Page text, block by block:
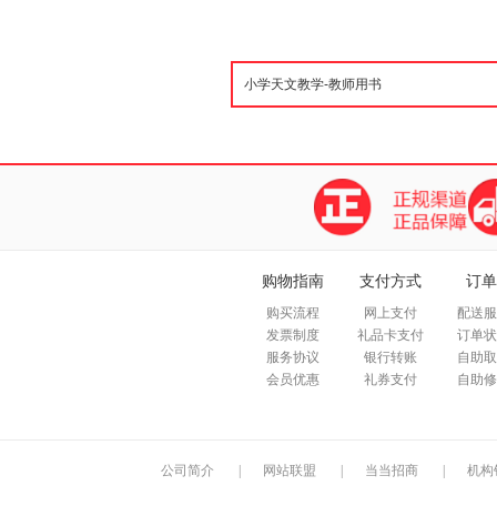
购物指南
购买流程
发票制度
服务协议
会员优惠
支付方式
网上支付
礼品卡支付
银行转账
礼券支付
订
配送
订单
自助
自助
公司简介 网站联盟 当当招商 机构